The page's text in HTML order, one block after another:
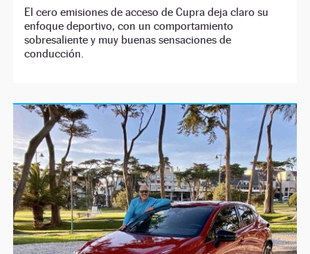
El cero emisiones de acceso de Cupra deja claro su
enfoque deportivo, con un comportamiento
sobresaliente y muy buenas sensaciones de
conducción.